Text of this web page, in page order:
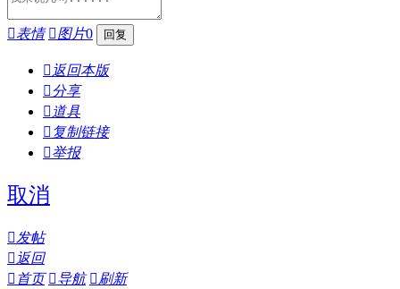
表情 图片0
 返回本版
分享
 道具
 复制链接
举报
取消
发帖
 返回
 首页 导航 刷新